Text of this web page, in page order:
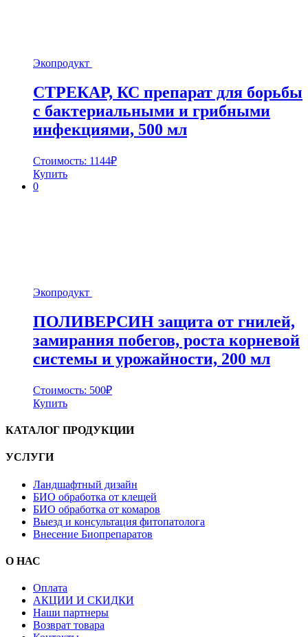
Экопродукт
СТРЕКАР, КС препарат для борьбы
с бактериальными и грибными
инфекциями, 500 мл
Стоимость: 1144₽
Купить
0
Экопродукт
ПОЛИВЕРСИН защита от гнилей,
замирания побегов, роста корневой
системы и урожайности, 200 мл
Стоимость: 500₽
Купить
КАТАЛОГ ПРОДУКЦИИ
УСЛУГИ
Ландшафтный дизайн
БИО обработка от клещей
БИО обработка от комаров
Выезд и консультация фитопатолога
Внесение Биопрепаратов
О НАС
Оплата
АКЦИИ И СКИДКИ
Наши партнеры
Возврат товара